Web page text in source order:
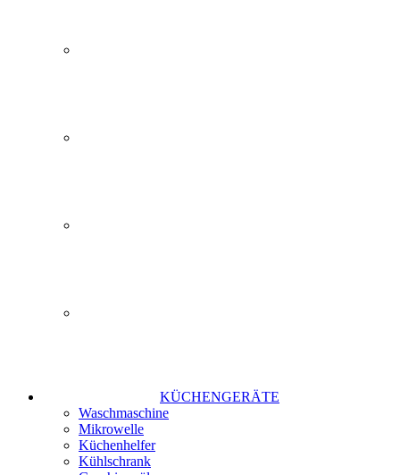
KÜCHENGERÄTE
Waschmaschine
Mikrowelle
Küchenhelfer
Kühlschrank